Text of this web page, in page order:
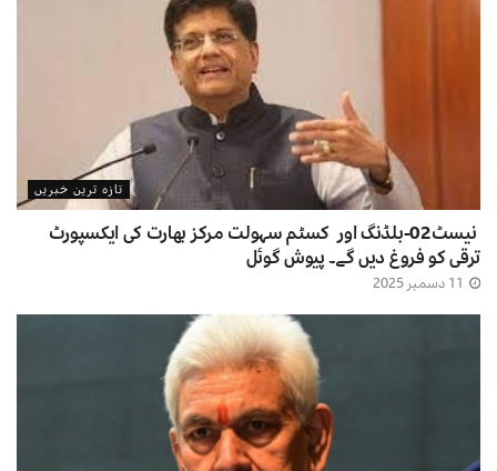
تازہ ترین خبریں
نیسٹ02-بلڈنگ اور کسٹم سہولت مرکز بھارت کی ایکسپورٹ
ترقی کو فروغ دیں گے۔ پیوش گوئل